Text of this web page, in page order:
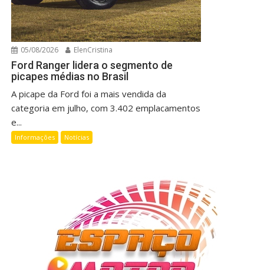
05/08/2026 ElenCristina
Ford Ranger lidera o segmento de
picapes médias no Brasil
A picape da Ford foi a mais vendida da
categoria em julho, com 3.402 emplacamentos
e...
Informações Notícias